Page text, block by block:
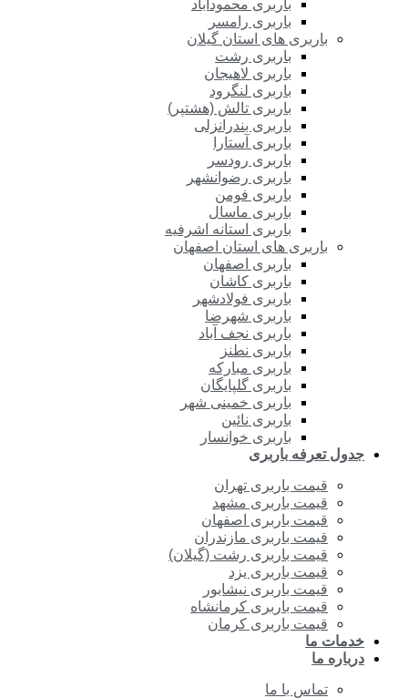
باربری محمودآباد
باربری رامسر
باربری های استان گیلان
باربری رشت
باربری لاهیجان
باربری لنگرود
باربری تالش (هشتپر)
باربری بندرانزلی
باربری آستارا
باربری رودسر
باربری رضوانشهر
باربری فومن
باربری ماسال
باربری استانه اشرفیه
باربری های استان اصفهان
باربری اصفهان
باربری کاشان
باربری فولادشهر
باربری شهرضا
باربری نجف آباد
باربری نطنز
باربری مبارکه
باربری گلپایگان
باربری خمینی شهر
باربری نائین
باربری خوانسار
جدول تعرفه باربری
قیمت باربری تهران
قیمت باربری مشهد
قیمت باربری اصفهان
قیمت باربری مازندران
قیمت باربری رشت (گیلان)
قیمت باربری یزد
قیمت باربری نیشابور
قیمت باربری کرمانشاه
قیمت باربری کرمان
خدمات ما
درباره ما
تماس با ما